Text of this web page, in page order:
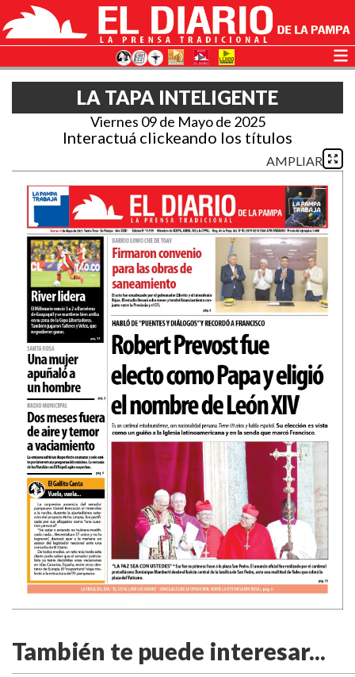
LA TAPA INTELIGENTE
Viernes 09 de Mayo de 2025
Interactuá clickeando los títulos
AMPLIAR
También te puede interesar...